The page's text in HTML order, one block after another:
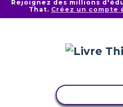
Rejoignez des millions
That. Créez un